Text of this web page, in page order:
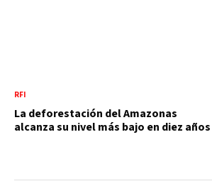
RFI
La deforestación del Amazonas
alcanza su nivel más bajo en diez años